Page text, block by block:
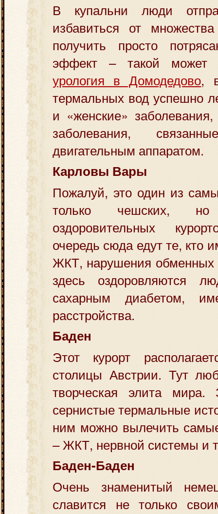
В купальни люди
избавиться от
получить просто
эффект – такой может
урология в Домодедово,
термальных вод успешно
и «женские»
заболевания,
двигательным аппаратом.
Карловы Вары
Пожалуй, это один из
только чешских,
оздоровительных
очередь сюда едут те, кто
ЖКТ, нарушения обменных
здесь оздоровляются
сахарным диабетом,
расстройства.
Баден
Этот курорт
столицы Австрии. Тут
творческая элита мира.
сернистые термальные
ним можно вылечить
– ЖКТ, нервной системы и
Баден-Баден
Очень знаменитый
славится не только